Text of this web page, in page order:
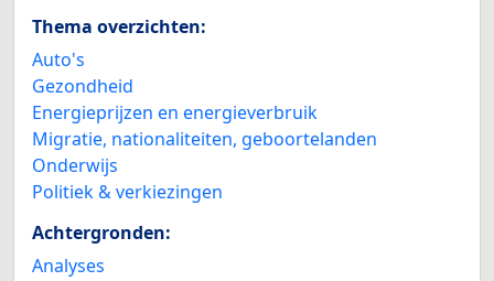
Thema overzichten:
Auto's
Gezondheid
Energieprijzen en energieverbruik
Migratie, nationaliteiten, geboortelanden
Onderwijs
Politiek & verkiezingen
Achtergronden:
Analyses